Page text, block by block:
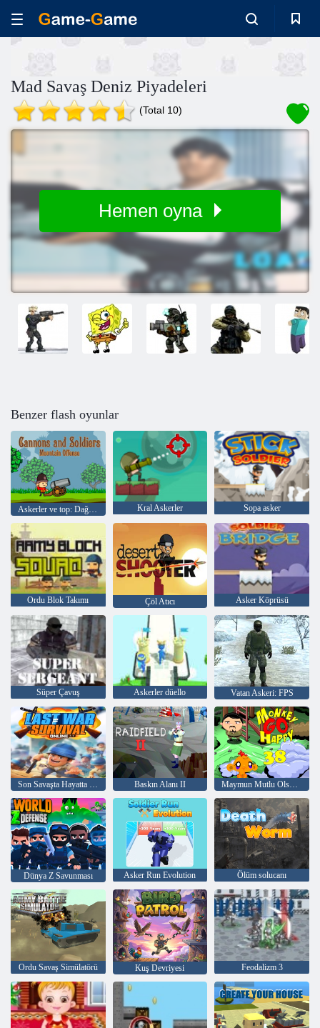
Mad Savaş Deniz Piyadeleri
(Total 10)
Hemen oyna
Benzer flash oyunlar
Askerler ve top: Dağ Saldırı Kral Askerler Sopa asker
Ordu Blok Takımı Çöl Atıcı Asker Köprüsü
Süper Çavuş Askerler düello Vatan Askeri: FPS
Son Savaşta Hayatta Kalma Çevrimiçi Baskın Alanı II Maymun Mutlu Olsun Sahne 38
Dünya Z Savunması Asker Run Evolution Ölüm solucanı
Ordu Savaş Simülatörü Kuş Devriyesi Feodalizm 3